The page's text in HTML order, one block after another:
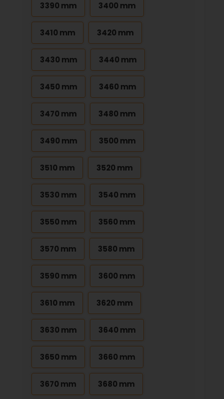
3390 mm 3400 mm
3410 mm 3420 mm
3430 mm 3440 mm
3450 mm 3460 mm
3470 mm 3480 mm
3490 mm 3500 mm
3510 mm 3520 mm
3530 mm 3540 mm
3550 mm 3560 mm
3570 mm 3580 mm
3590 mm 3600 mm
3610 mm 3620 mm
3630 mm 3640 mm
3650 mm 3660 mm
3670 mm 3680 mm